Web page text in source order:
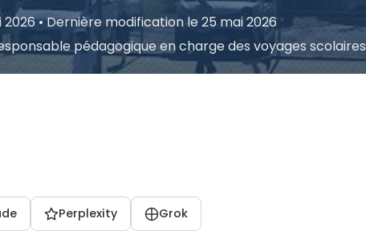
2026• Dernière modification le 25 mai 2026
pédagogique en charge des voyages scolaires
Perplexity Grok